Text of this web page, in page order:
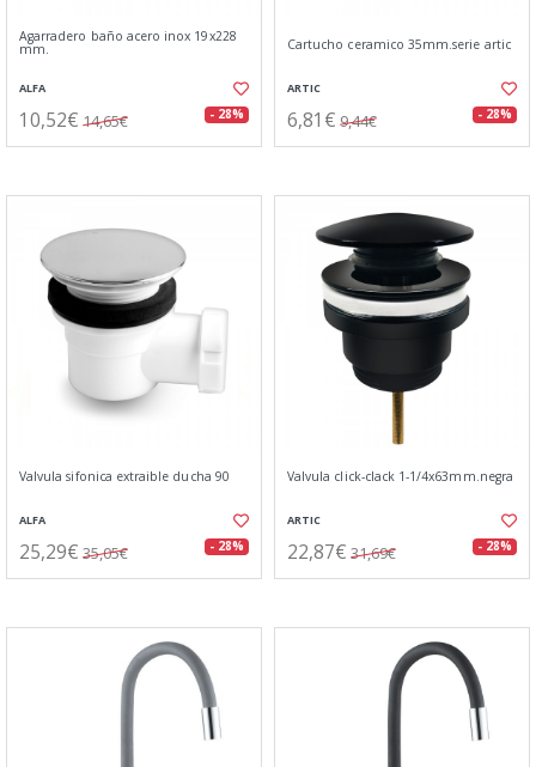
Agarradero baño acero inox 19x228
mm.
ALFA
10,52€ 14,65€ - 28%
Cartucho ceramico 35mm.serie artic
ARTIC
6,81€ 9,44€ - 28%
Valvula sifonica extraible ducha 90
ALFA
25,29€ 35,05€ - 28%
Valvula click-clack 1-1/4x63mm.negra
ARTIC
22,87€ 31,69€ - 28%